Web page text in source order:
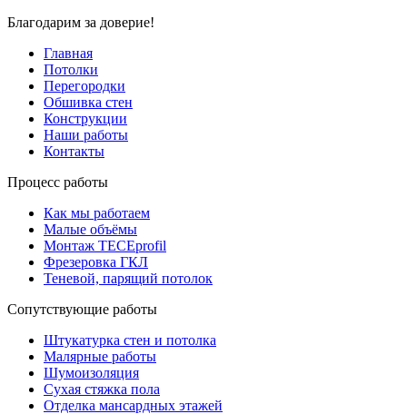
Благодарим за доверие!
Главная
Потолки
Перегородки
Обшивка стен
Конструкции
Наши работы
Контакты
Процесс работы
Как мы работаем
Малые объёмы
Монтаж TECEprofil
Фрезеровка ГКЛ
Теневой, парящий потолок
Сопутствующие работы
Штукатурка стен и потолка
Малярные работы
Шумоизоляция
Сухая стяжка пола
Отделка мансардных этажей